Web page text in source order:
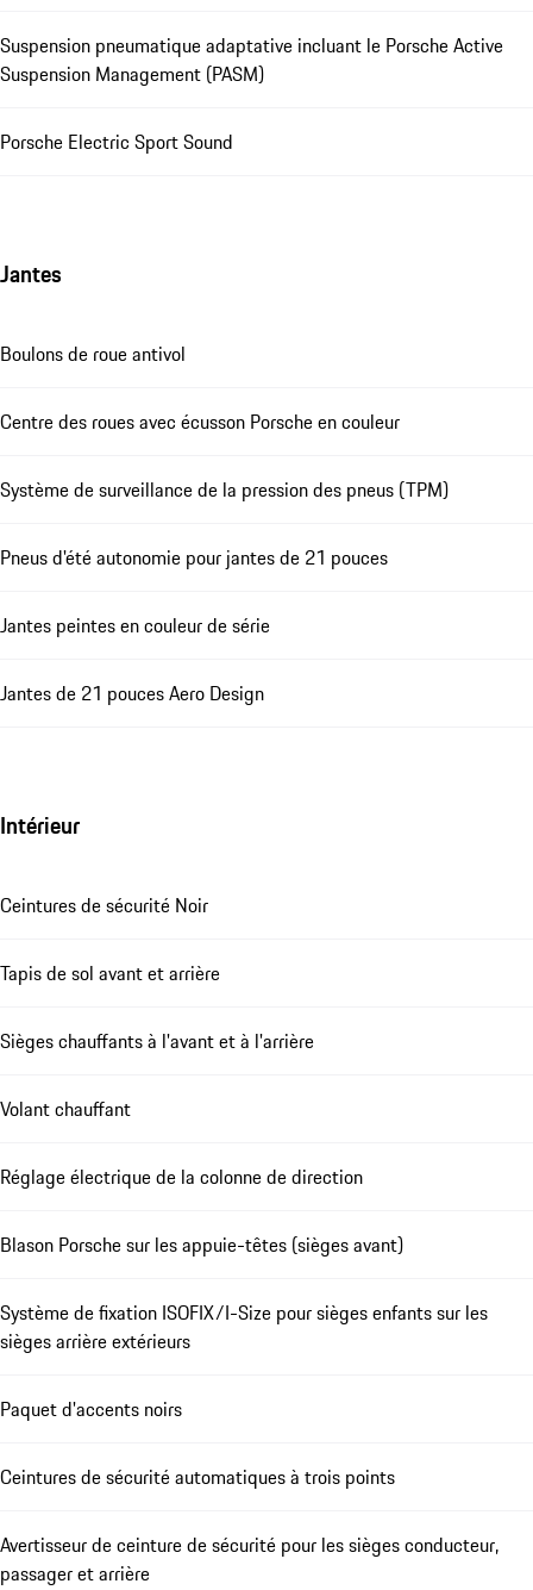
Suspension pneumatique adaptative incluant le Porsche Active
Suspension Management (PASM)
Porsche Electric Sport Sound
Jantes
Boulons de roue antivol
Centre des roues avec écusson Porsche en couleur
Système de surveillance de la pression des pneus (TPM)
Pneus d'été autonomie pour jantes de 21 pouces
Jantes peintes en couleur de série
Jantes de 21 pouces Aero Design
Intérieur
Ceintures de sécurité Noir
Tapis de sol avant et arrière
Sièges chauffants à l'avant et à l'arrière
Volant chauffant
Réglage électrique de la colonne de direction
Blason Porsche sur les appuie-têtes (sièges avant)
Système de fixation ISOFIX/I-Size pour sièges enfants sur les
sièges arrière extérieurs
Paquet d'accents noirs
Ceintures de sécurité automatiques à trois points
Avertisseur de ceinture de sécurité pour les sièges conducteur,
passager et arrière